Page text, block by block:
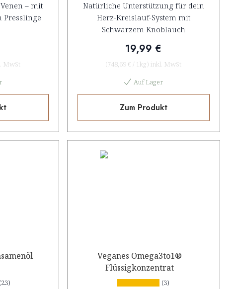
– mit
Presslinge
MwSt
Natürliche Unterstützung für dein
Herz-Kreislauf-System mit
Schwarzem Knoblauch
19,99 €
(748,69 € / 1kg) inkl. MwSt
Auf Lager
Zum Produkt
(23)
Veganes Omega3to1®
Flüssigkonzentrat
(3)